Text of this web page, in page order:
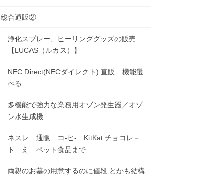
総合通販②
浄化スプレー、ヒーリンググッズの販売
【LUCAS（ルカス）】
NEC Direct(NECダイレクト) 直販 機能選
べる
多機能で強力な業務用オゾン発生器／オゾ
ン水生成機
ネスレ 通販 コ-ヒ- KitKat チョコレ－
ト え ペット食品まで
両親のお墓の用意するのに値段 とかも結構